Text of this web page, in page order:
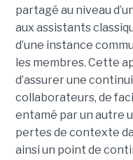
partagé au niveau
aux assistants
d’une instance
les membres. Cette
d’assurer une
collaborateurs, de
entamé par un autre
pertes de contexte
ainsi un point de